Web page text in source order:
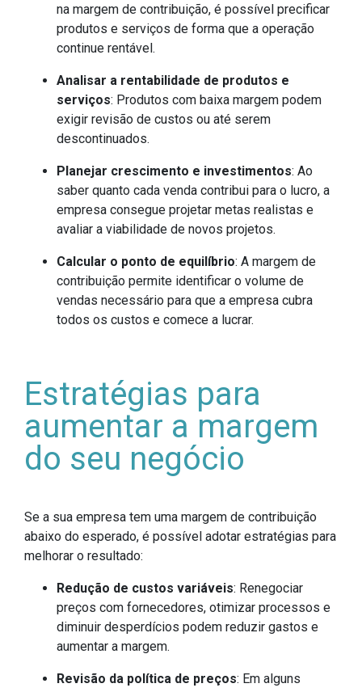
na margem de contribuição, é possível precificar
produtos e serviços de forma que a operação
continue rentável.
Analisar a rentabilidade de produtos e
serviços: Produtos com baixa margem podem
exigir revisão de custos ou até serem
descontinuados.
Planejar crescimento e investimentos: Ao
saber quanto cada venda contribui para o lucro, a
empresa consegue projetar metas realistas e
avaliar a viabilidade de novos projetos.
Calcular o ponto de equilíbrio: A margem de
contribuição permite identificar o volume de
vendas necessário para que a empresa cubra
todos os custos e comece a lucrar.
Estratégias para
aumentar a margem
do seu negócio
Se a sua empresa tem uma margem de contribuição
abaixo do esperado, é possível adotar estratégias para
melhorar o resultado:
Redução de custos variáveis: Renegociar
preços com fornecedores, otimizar processos e
diminuir desperdícios podem reduzir gastos e
aumentar a margem.
Revisão da política de preços: Em alguns